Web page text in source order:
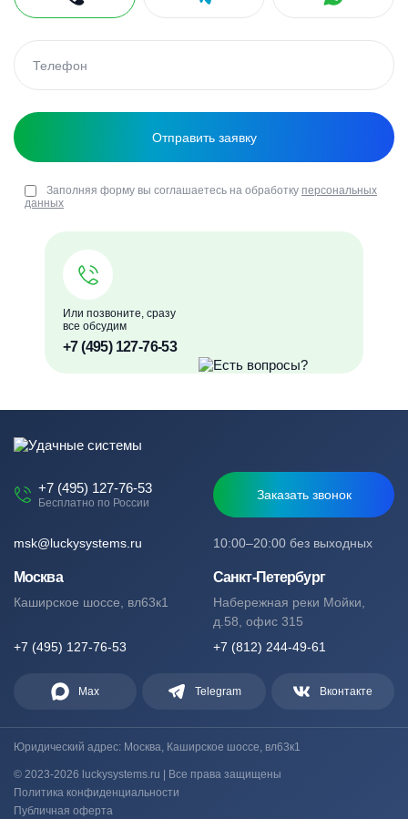
Или позвоните, сразу
все обсудим
+7 (495) 127-76-53
Заполняя форму вы соглашаетесь на обработку персональных
данных
+7 (495) 127-76-53
Бесплатно по России
Заказать звонок
10:00–20:00 без выходных
msk@luckysystems.ru
Москва
Каширское шоссе, вл63к1
+7 (495) 127-76-53
Санкт-Петербург
Набережная реки Мойки,
д.58, офис 315
+7 (812) 244-49-61
Max Telegram Вконтакте
Юридический адрес: Москва, Каширское шоссе, вл63к1
© 2023-2026 luckysystems.ru | Все права защищены
Политика конфиденциальности
Публичная оферта